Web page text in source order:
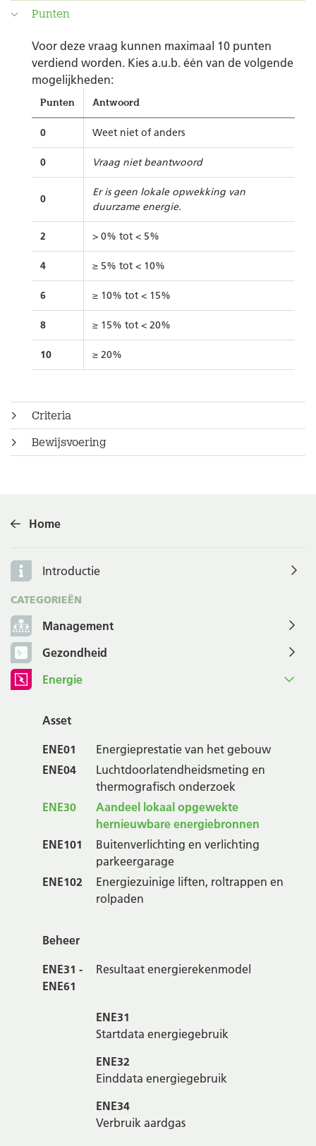
Punten
Voor deze vraag kunnen maximaal 10 punten
verdiend worden. Kies a.u.b. één van de volgende
mogelijkheden:
Punten Antwoord
0 Weet niet of anders
0 Vraag niet beantwoord
0
Er is geen lokale opwekking van
duurzame energie.
2 > 0% tot < 5%
4 ≥ 5% tot < 10%
6 ≥ 10% tot < 15%
8 ≥ 15% tot < 20%
10 ≥ 20%
Criteria
Bewijsvoering
Home
Introductie
CATEGORIEËN
Management
Gezondheid
Energie
Asset
ENE01
Energieprestatie van het gebouw
ENE04
Luchtdoorlatendheidsmeting en
thermografisch onderzoek
ENE30
Aandeel lokaal opgewekte
hernieuwbare energiebronnen
ENE101
Buitenverlichting en verlichting
parkeergarage
ENE102
Energiezuinige liften, roltrappen en
rolpaden
Beheer
ENE31 -
ENE61
Resultaat energierekenmodel
ENE31
Startdata energiegebruik
ENE32
Einddata energiegebruik
ENE34
Verbruik aardgas